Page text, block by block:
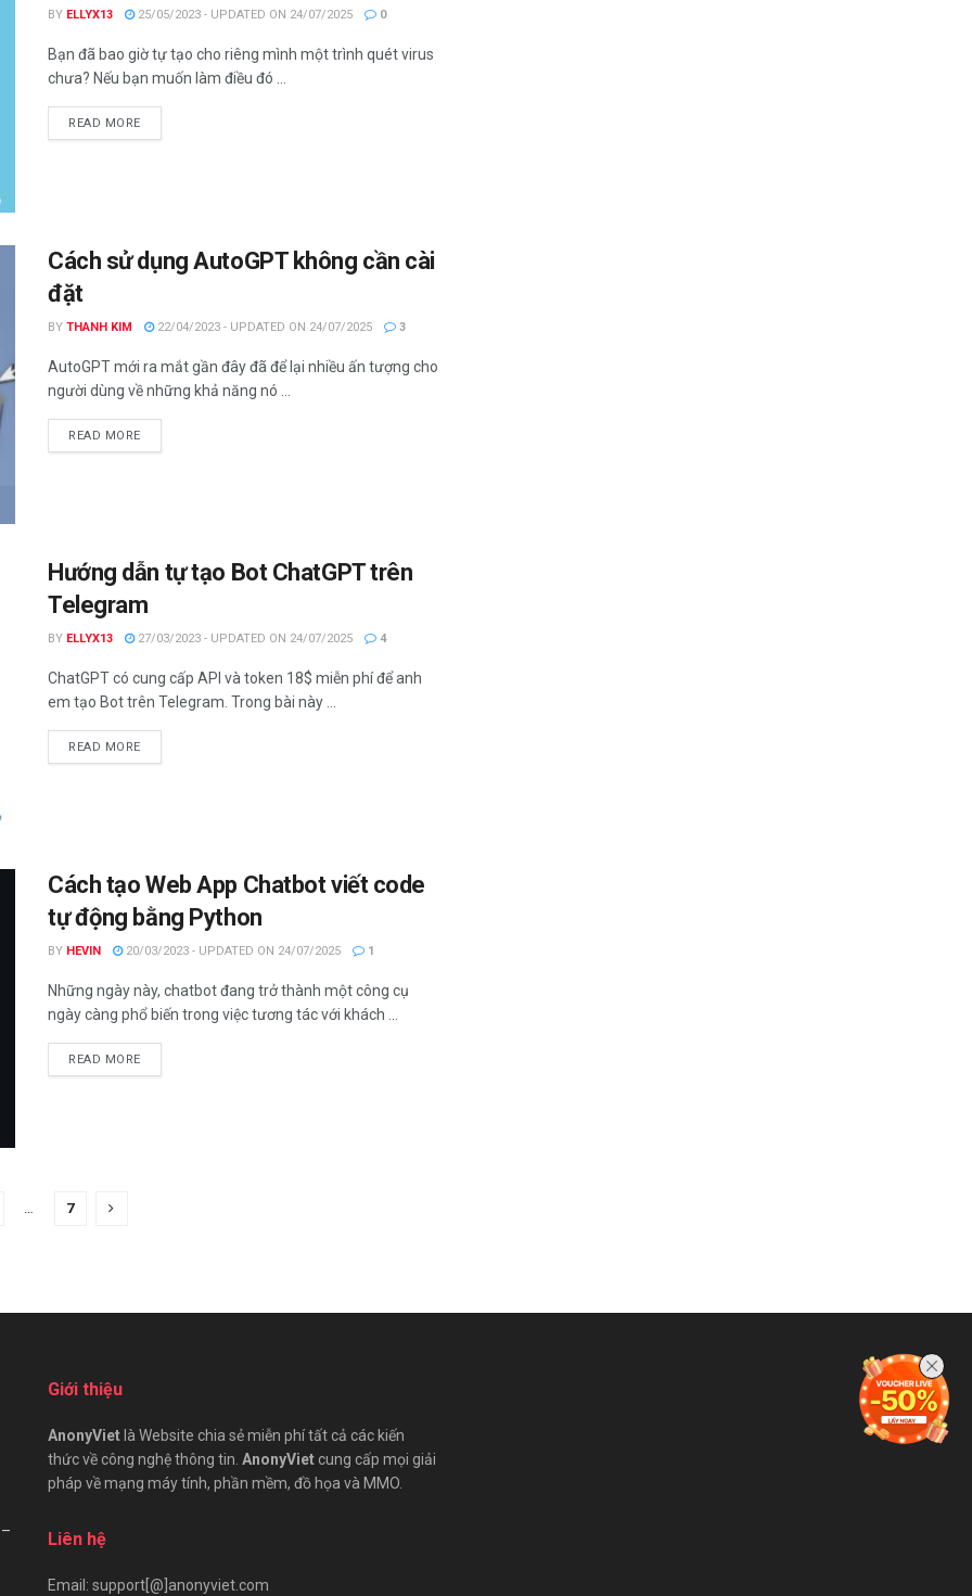
BY ELLYX13 25/05/2023 - UPDATED ON 24/07/2025 0
Bạn đã bao giờ tự tạo cho riêng mình một trình quét virus
chưa? Nếu bạn muốn làm điều đó ...
READ MOREDETAILS
Cách sử dụng AutoGPT không cần cài
đặt
BY THANH KIM 22/04/2023 - UPDATED ON 24/07/2025 3
AutoGPT mới ra mắt gần đây đã để lại nhiều ấn tượng cho
người dùng về những khả năng nó ...
READ MOREDETAILS
Hướng dẫn tự tạo Bot ChatGPT trên
Telegram
BY ELLYX13 27/03/2023 - UPDATED ON 24/07/2025 4
ChatGPT có cung cấp API và token 18$ miễn phí để anh
em tạo Bot trên Telegram. Trong bài này ...
READ MOREDETAILS
Cách tạo Web App Chatbot viết code
tự động bằng Python
BY HEVIN 20/03/2023 - UPDATED ON 24/07/2025 1
Những ngày này, chatbot đang trở thành một công cụ
ngày càng phổ biến trong việc tương tác với khách ...
READ MOREDETAILS
7
Giới thiệu
AnonyViet là Website chia sẻ miễn phí tất cả các kiến
thức về công nghệ thông tin. AnonyViet cung cấp mọi giải
pháp về mạng máy tính, phần mềm, đồ họa và MMO.
Liên hệ
Email: support[@]anonyviet.com